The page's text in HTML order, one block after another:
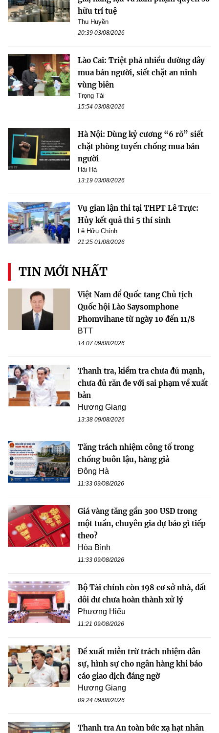
hữu trí tuệ
Thu Huyền
20:39 03/08/2026
Lào Cai: Triệt phá nhiều đường dây
mua bán người, siết chặt an ninh
vùng biên
Trọng Tài
15:54 03/08/2026
Hà Nội: Dùng kỷ cương “6 rõ” siết
chặt phòng tuyến chống mua bán
người
Hải Hà
13:19 03/08/2026
Vụ gian lận thi tại THPT Lê Trực:
Hủy kết quả thi 5 thí sinh
Lê Hữu Chính
21:25 01/08/2026
TIN MỚI NHẤT
Việt Nam để Quốc tang Chủ tịch
Quốc hội Lào Saysomphone
Phomvihane từ ngày 10 đến 11/8
BTT
14:07 09/08/2026
Thanh tra, kiểm tra chưa đủ mạnh,
chưa đủ răn đe với sai phạm về xuất
bản
Hương Giang
13:38 09/08/2026
Tăng trách nhiệm công tố trong
chống buôn lậu, hàng giả
Đông Hà
11:33 09/08/2026
Giá vàng tăng gần 300 USD trong
một tuần, chuyên gia dự báo gì tiếp
theo?
Hòa Bình
11:33 09/08/2026
Bộ Tài chính còn 198 cơ sở nhà, đất
dôi dư chưa hoàn thành xử lý
Phương Hiếu
11:21 09/08/2026
Đề xuất miễn trừ trách nhiệm dân
sự, hình sự cho ngân hàng khi báo
cáo giao dịch đáng ngờ
Hương Giang
09:24 09/08/2026
Thanh tra An toàn bức xạ hạt nhân